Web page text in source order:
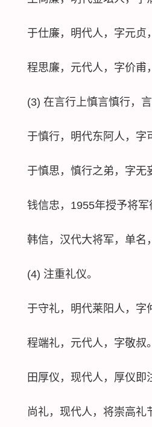
于仕廉，明代人，字元贞
程思廉，元代人，字价甫
(3) 在言行上慎言慎行，言
于慎行，明代东阿人，字可
于慎思，慎行之弟，字无
钱信忠，1955年授予将军
韩信，汉代大将军，单名
(4) 注重礼仪。
于守礼，明代莱阳人，字
程端礼，元代人，字敬叔。
田厚仪，现代人，厚仪即
尚礼，现代人，将崇高礼